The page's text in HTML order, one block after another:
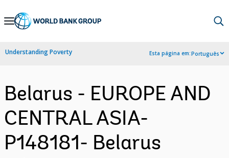
Skip
Navigation
Understanding Poverty Esta página em:Português
Belarus - EUROPE AND
CENTRAL ASIA-
P148181- Belarus